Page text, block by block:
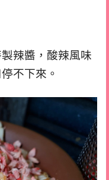
辣醬，酸辣風味
不下來。